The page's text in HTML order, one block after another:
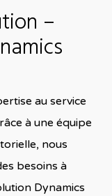
–
au service
à une équipe
nous
besoins à
Dynamics